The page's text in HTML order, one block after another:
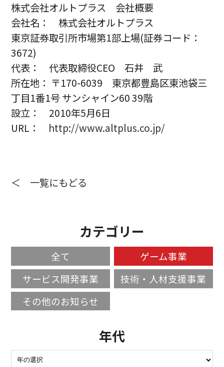
株式会社オルトプラス 会社概要
会社名： 株式会社オルトプラス
東京証券取引所市場第1部上場(証券コード：
3672)
代表： 代表取締役CEO 石井 武
所在地： 〒170-6039 東京都豊島区東池袋三
丁目1番1号 サンシャイン60 39階
設立： 2010年5月6日
URL： http://www.altplus.co.jp/
＜ 一覧にもどる
カテゴリー
全て
ゲーム事業
サービス開発事業
技術・人材支援事業
その他のお知らせ
年代